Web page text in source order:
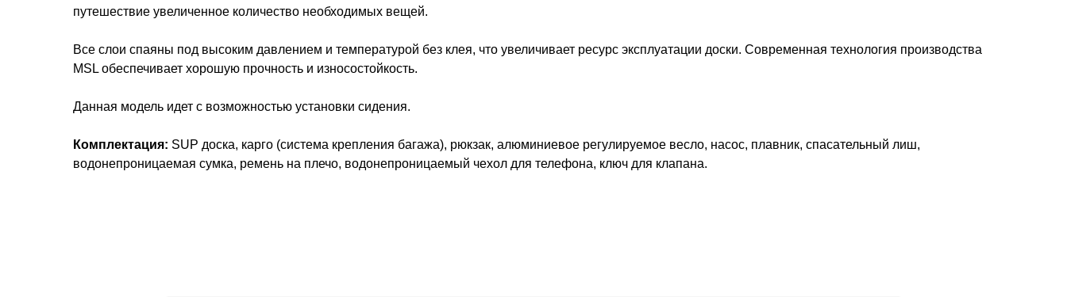
путешествие увеличенное количество необходимых вещей.
Все слои спаяны под высоким давлением и температурой без клея, что увеличивает ресурс эксплуатации доски. Современная технология производства
MSL обеспечивает хорошую прочность и износостойкость.
Данная модель идет с возможностью установки сидения.
Комплектация: SUP доска, карго (система крепления багажа), рюкзак, алюминиевое регулируемое весло, насос, плавник, спасательный лиш,
водонепроницаемая сумка, ремень на плечо, водонепроницаемый чехол для телефона, ключ для клапана.